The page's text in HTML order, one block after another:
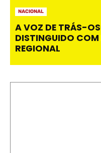
NACIONAL
A VOZ DE TRÁS-
DISTINGUIDO
REGIONAL